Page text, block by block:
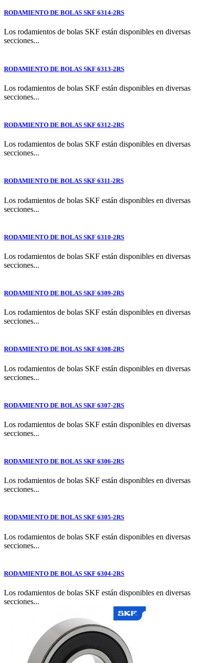
RODAMIENTO DE BOLAS SKF 6314-2RS
Los rodamientos de bolas SKF están disponibles en diversas
secciones...
RODAMIENTO DE BOLAS SKF 6313-2RS
Los rodamientos de bolas SKF están disponibles en diversas
secciones...
RODAMIENTO DE BOLAS SKF 6312-2RS
Los rodamientos de bolas SKF están disponibles en diversas
secciones...
RODAMIENTO DE BOLAS SKF 6311-2RS
Los rodamientos de bolas SKF están disponibles en diversas
secciones...
RODAMIENTO DE BOLAS SKF 6310-2RS
Los rodamientos de bolas SKF están disponibles en diversas
secciones...
RODAMIENTO DE BOLAS SKF 6309-2RS
Los rodamientos de bolas SKF están disponibles en diversas
secciones...
RODAMIENTO DE BOLAS SKF 6308-2RS
Los rodamientos de bolas SKF están disponibles en diversas
secciones...
RODAMIENTO DE BOLAS SKF 6307-2RS
Los rodamientos de bolas SKF están disponibles en diversas
secciones...
RODAMIENTO DE BOLAS SKF 6306-2RS
Los rodamientos de bolas SKF están disponibles en diversas
secciones...
RODAMIENTO DE BOLAS SKF 6305-2RS
Los rodamientos de bolas SKF están disponibles en diversas
secciones...
RODAMIENTO DE BOLAS SKF 6304-2RS
Los rodamientos de bolas SKF están disponibles en diversas
secciones...